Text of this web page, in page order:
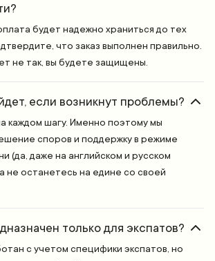
будет надежно храниться до тех
что заказ выполнен правильно.
не так, вы будете защищены.
если возникнут проблемы?
каждом шагу. Именно поэтому мы
споров и поддержку в режиме
(да, даже на английском и русском
не останетесь на едине со своей
только для экспатов?
с учетом специфики экспатов, но